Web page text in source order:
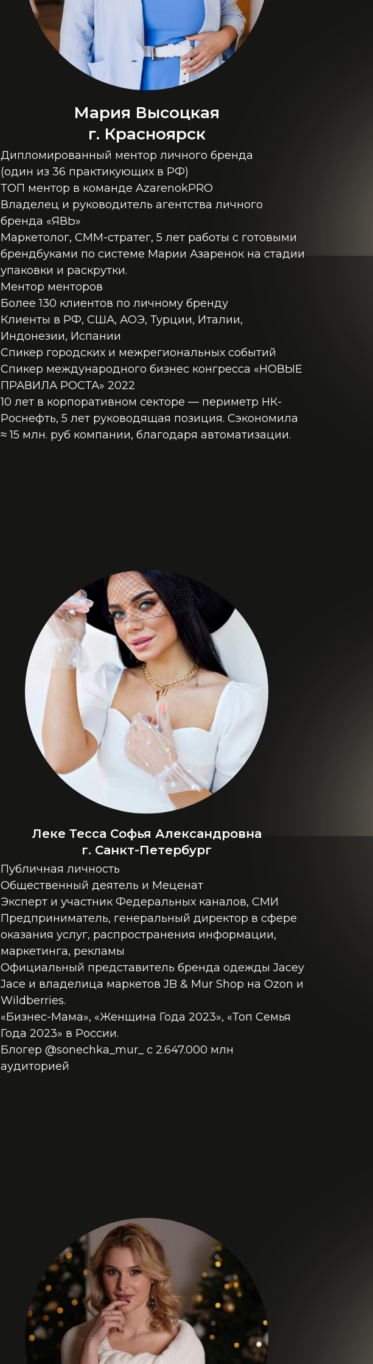
Мария Высоцкая
г. Красноярск
Дипломированный ментор личного бренда
(один из 36 практикующих в РФ)
ТОП ментор в команде AzarenokPRO
Владелец и руководитель агентства личного
бренда «ЯВЬ»
Маркетолог, СММ-стратег, 5 лет работы с готовыми
брендбуками по системе Марии Азаренок на стадии
упаковки и раскрутки.
Ментор менторов
Более 130 клиентов по личному бренду
Клиенты в РФ, США, АОЭ, Турции, Италии,
Индонезии, Испании
Спикер городских и межрегиональных событий
Спикер международного бизнес конгресса «НОВЫЕ
ПРАВИЛА РОСТА» 2022
10 лет в корпоративном секторе — периметр НК-
Роснефть, 5 лет руководящая позиция. Сэкономила
≈ 15 млн. руб компании, благодаря автоматизации.
Леке Тесса Софья Александровна
г. Санкт-Петербург
Публичная личность
Общественный деятель и Меценат
Эксперт и участник Федеральных каналов, СМИ
Предприниматель, генеральный директор в сфере
оказания услуг, распространения информации,
маркетинга, рекламы
Официальный представитель бренда одежды Jacey
Jace и владелица маркетов JB & Mur Shop на Ozon и
Wildberries.
«Бизнес-Мама», «Женщина Года 2023», «Топ Семья
Года 2023» в России.
Блогер @sonechka_mur_ с 2.647.000 млн
аудиторией